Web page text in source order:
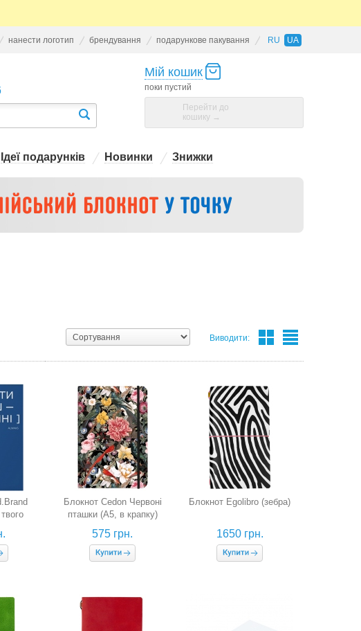
нанести логотип брендування подарункове пакування RU UA
Мій кошик
поки пустий
Перейти до
кошику →
Ідеї подарунків Новинки Знижки
Виводити:
та
Блокнот Cedon Червоні
пташки (А5, в крапку)
575 грн.
Блокнот Egolibro (зебра)
1650 грн.